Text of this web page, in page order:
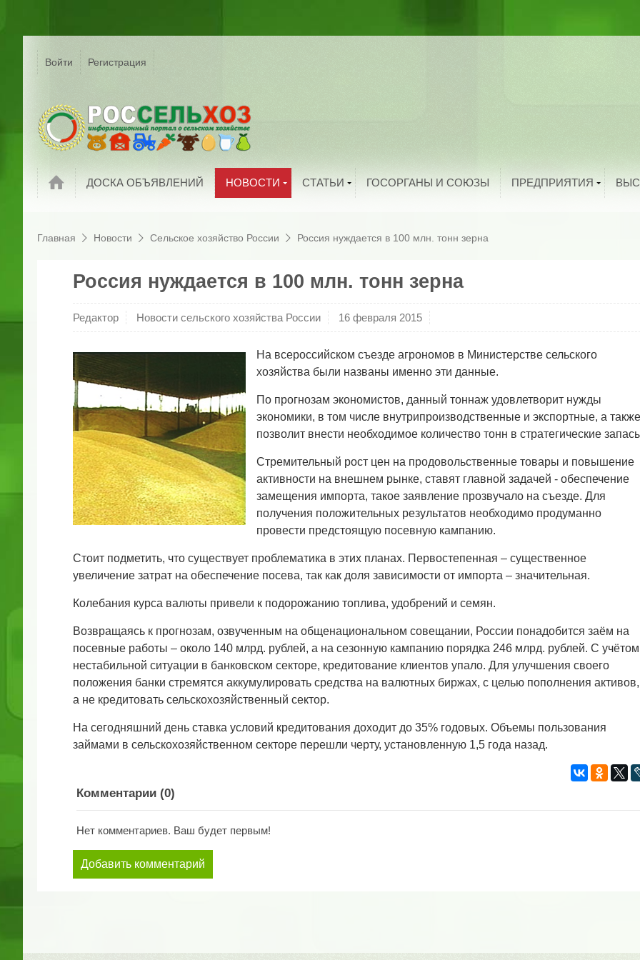
Войти Регистрация
Новости
ДОСКА ОБЪЯВЛЕНИЙ НОВОСТИ
Мировые новости
Новости компаний
Обзоры рынковСТАТЬИ
Грибоводство
Продукты питанияГОСОРГАНЫ И СОЮЗЫ ПРЕДПРИЯТИЯ
Добавить организацию
Главная Новости Сельское хозяйство России Россия нуждается в 100 млн. тонн зерна
Россия нуждается в 100 млн. тонн зерна
Редактор Новости сельского хозяйства России 16 февраля 2015
На всероссийском съезде агрономов в Министерстве сельского
хозяйства были названы именно эти данные.
По прогнозам экономистов, данный тоннаж удовлетворит нужды
экономики, в том числе внутрипроизводственные и экспортные, а также
позволит внести необходимое количество тонн в стратегические
Стремительный рост цен на продовольственные товары и повышение
активности на внешнем рынке, ставят главной задачей - обеспечение
замещения импорта, такое заявление прозвучало на съезде. Для
получения положительных результатов необходимо продуманно
провести предстоящую посевную кампанию.
Стоит подметить, что существует проблематика в этих планах. Первостепенная – существенное
увеличение затрат на обеспечение посева, так как доля зависимости от импорта – значительная.
Колебания курса валюты привели к подорожанию топлива, удобрений и семян.
Возвращаясь к прогнозам, озвученным на общенациональном совещании, России понадобится заём на
посевные работы – около 140 млрд. рублей, а на сезонную кампанию порядка 246 млрд. рублей. С учётом
нестабильной ситуации в банковском секторе, кредитование клиентов упало. Для улучшения своего
положения банки стремятся аккумулировать средства на валютных биржах, с целью пополнения активов,
а не кредитовать сельскохозяйственный сектор.
На сегодняшний день ставка условий кредитования доходит до 35% годовых. Объемы пользования
займами в сельскохозяйственном секторе перешли черту, установленную 1,5 года назад.
Комментарии (0)
Нет комментариев. Ваш будет первым!
Добавить комментарий